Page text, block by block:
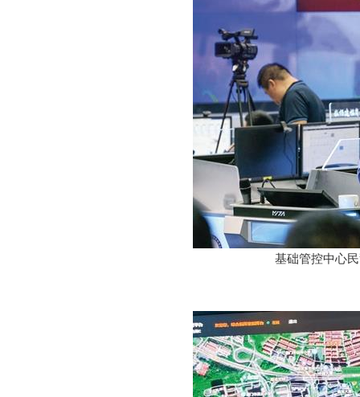
基础管控中心民